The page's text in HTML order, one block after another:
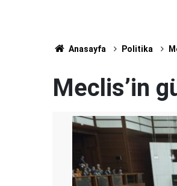
Anasayfa Politika
Meclis’in